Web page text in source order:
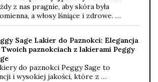
z nas pragnie, aby skóra była
a włosy lśniące i zdrowe. …
Sage Lakier do Paznokci: Elegancja
Twoich paznokciach z lakierami Peggy
do paznokci Peggy Sage to
i wysokiej jakości, które z …